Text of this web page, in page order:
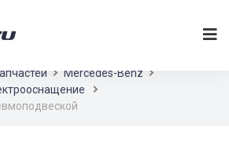
Mercedes-Benz